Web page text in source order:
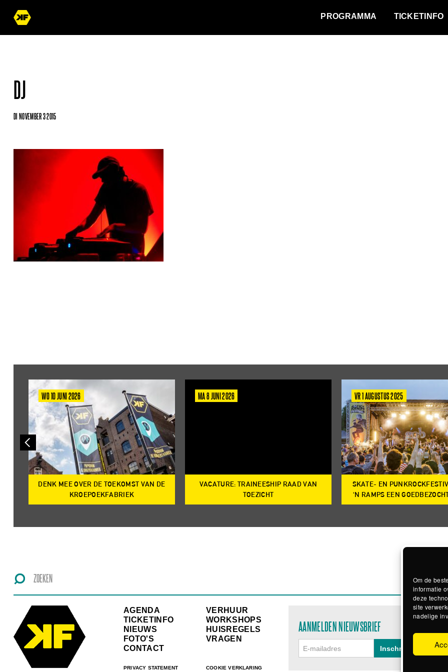
Om de
informatie
deze
site
nadelige
PROGRAMMA TICKETINFO
DJ
DI NOVEMBER 3 2015
WO 10 JUNI 2026
DENK MEE OVER DE TOEKOMST VAN DE
KROEPOEKFABRIEK
MA 8 JUNI 2026
VACATURE: TRAINEESHIP RAAD VAN
TOEZICHT
VR 1 AUGUSTUS 2025
SKATE- EN
‘N RAMPS EEN
AGENDA
TICKETINFO
NIEUWS
FOTO'S
CONTACT
PRIVACY STATEMENT
VERHUUR
WORKSHOPS
HUISREGELS
VRAGEN
COOKIE VERKLARING
AANMELDEN NIEUWSBRIEF